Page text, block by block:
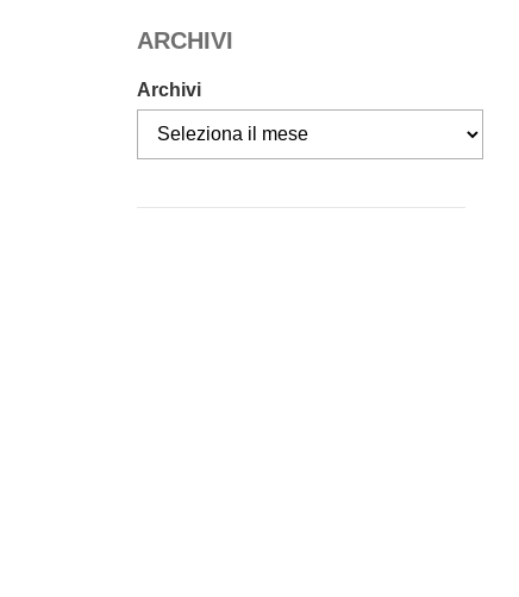
ARCHIVI
Archivi